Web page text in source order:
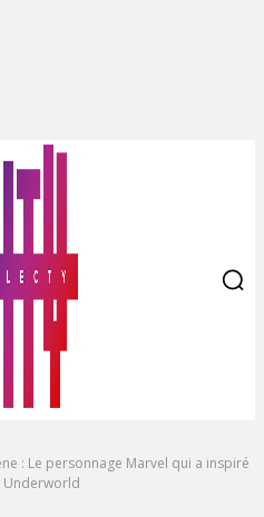
: Le personnage Marvel qui a inspiré
Underworld